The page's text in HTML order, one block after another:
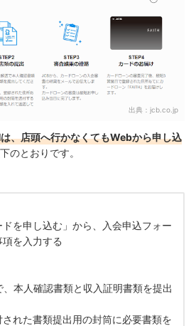
出典： jcb.co.jp
、店頭へ行かなくてもWebから申し込
のとおりです。
ドを申し込む 」から、入会申込フォー
を入力する
本人確認書類と収入証明書類を提出
れた書類提出用の封筒に必要書類を